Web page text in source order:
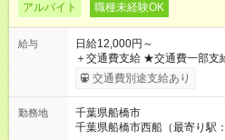
アルバイト 職種未経験OK
給与
日給12,000円～
＋交通費支給 ★交通費一部支給 ┗1日500円を超えた分は全額支
給！ ※往復500円以内の方は自己負担
（規定あり） ┗働いたその日
なし
交通費別途支給あり
勤務地
千葉県船橋市
千葉県船橋市西船（最寄り駅